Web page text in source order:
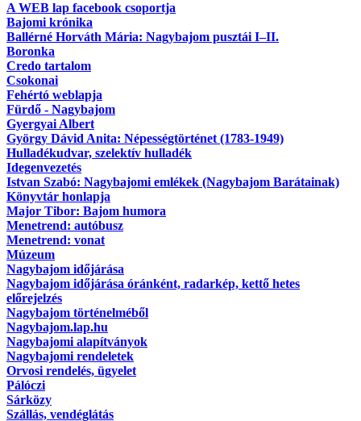
A WEB lap facebook csoportja
Bajomi krónika
Ballérné Horváth Mária: Nagybajom pusztái I–II.
Boronka
Credo tartalom
Csokonai
Fehértó weblapja
Fürdő - Nagybajom
Gyergyai Albert
György Dávid Anita: Népességtörténet (1783-1949)
Hulladékudvar, szelektív hulladék
Idegenvezetés
Istvan Szabó: Nagybajomi emlékek (Nagybajom Barátainak)
Könyvtár honlapja
Major Tibor: Bajom humora
Menetrend: autóbusz
Menetrend: vonat
Múzeum
Nagybajom időjárása
Nagybajom időjárása óránként, radarkép, kettő hetes
előrejelzés
Nagybajom történelméből
Nagybajom.lap.hu
Nagybajomi alapítványok
Nagybajomi rendeletek
Orvosi rendelés, ügyelet
Pálóczi
Sárközy
Szállás, vendéglátás